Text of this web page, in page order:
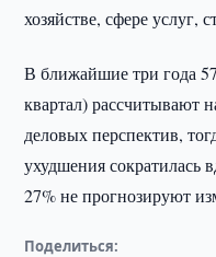
хозяйстве, сфере услуг,
В ближайшие три года
квартал) рассчитывают
деловых перспектив,
ухудшения сократилась
27% не прогнозируют
Поделиться: